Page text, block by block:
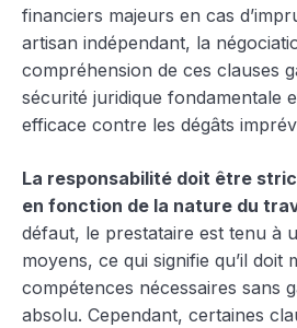
financiers majeurs en cas
artisan indépendant, la
compréhension de ces clauses
sécurité juridique fondamentale
efficace contre les dégâts
La responsabilité doit être
en fonction de la nature du
défaut, le prestataire est tenu à
moyens, ce qui signifie qu’il
compétences nécessaires sans
absolu. Cependant, certaines